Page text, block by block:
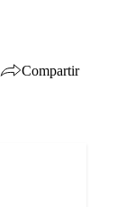
Compartir